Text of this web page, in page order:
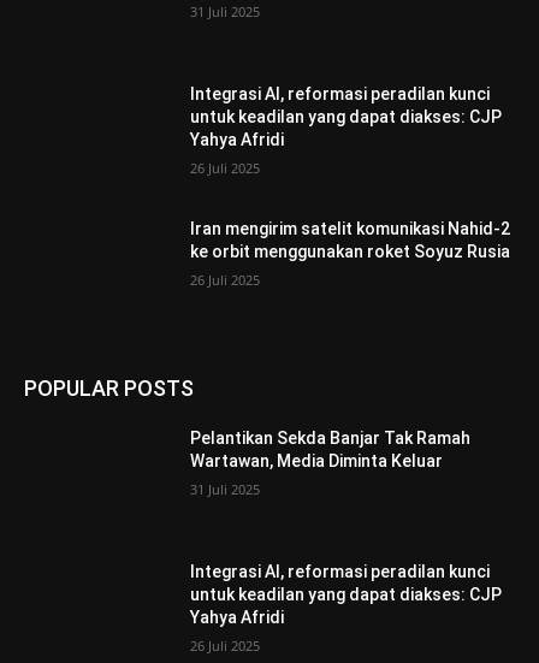
31 Juli 2025
Integrasi AI, reformasi peradilan kunci
untuk keadilan yang dapat diakses: CJP
Yahya Afridi
26 Juli 2025
Iran mengirim satelit komunikasi Nahid-2
ke orbit menggunakan roket Soyuz Rusia
26 Juli 2025
POPULAR POSTS
Pelantikan Sekda Banjar Tak Ramah
Wartawan, Media Diminta Keluar
31 Juli 2025
Integrasi AI, reformasi peradilan kunci
untuk keadilan yang dapat diakses: CJP
Yahya Afridi
26 Juli 2025